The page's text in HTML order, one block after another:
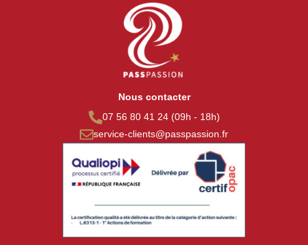
Nous contacter
07 56 80 41 24 (09h - 18h)
service-clients@passpassion.fr